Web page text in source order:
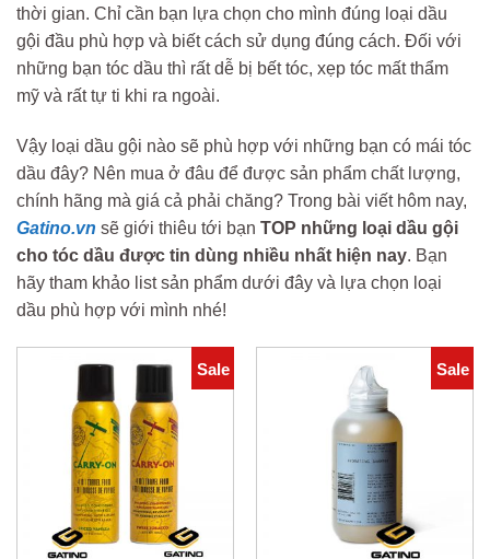
thời gian. Chỉ cần bạn lựa chọn cho mình đúng loại dầu
gội đầu phù hợp và biết cách sử dụng đúng cách. Đối với
những bạn tóc dầu thì rất dễ bị bết tóc, xẹp tóc mất thẩm
mỹ và rất tự ti khi ra ngoài.
Vậy loại dầu gội nào sẽ phù hợp với những bạn có mái tóc
dầu đây? Nên mua ở đâu để được sản phẩm chất lượng,
chính hãng mà giá cả phải chăng? Trong bài viết hôm nay,
Gatino.vn sẽ giới thiêu tới bạn TOP những loại dầu gội
cho tóc dầu được tin dùng nhiều nhất hiện nay. Bạn
hãy tham khảo list sản phẩm dưới đây và lựa chọn loại
dầu phù hợp với mình nhé!
Sale Sale